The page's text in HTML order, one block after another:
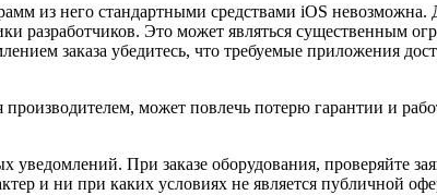
из него стандартными средствами iOS
разработчиков. Это может являться существенным
заказа убедитесь, что требуемые приложения
может повлечь потерю гарантии и
При заказе оборудования, проверяйте
и ни при каких условиях не является публичной